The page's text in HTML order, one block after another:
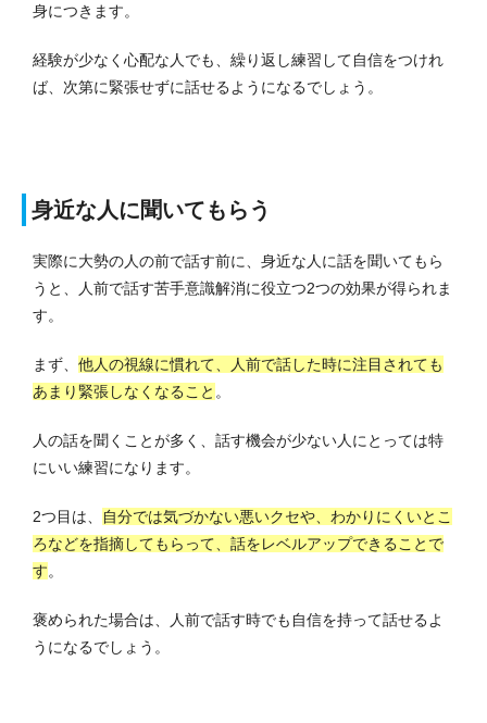
身につきます。
経験が少なく心配な人でも、繰り返し練習して自信をつけれ
ば、次第に緊張せずに話せるようになるでしょう。
身近な人に聞いてもらう
実際に大勢の人の前で話す前に、身近な人に話を聞いてもら
うと、人前で話す苦手意識解消に役立つ2つの効果が得られま
す。
まず、 他人の視線に慣れて、人前で話した時に注目されても
あまり緊張しなくなること 。
人の話を聞くことが多く、話す機会が少ない人にとっては特
にいい練習になります。
2つ目は、
自分では気づかない悪いクセや、わかりにくいとこ
ろなどを指摘してもらって、話をレベルアップできることで
す。
褒められた場合は、人前で話す時でも自信を持って話せるよ
うになるでしょう。